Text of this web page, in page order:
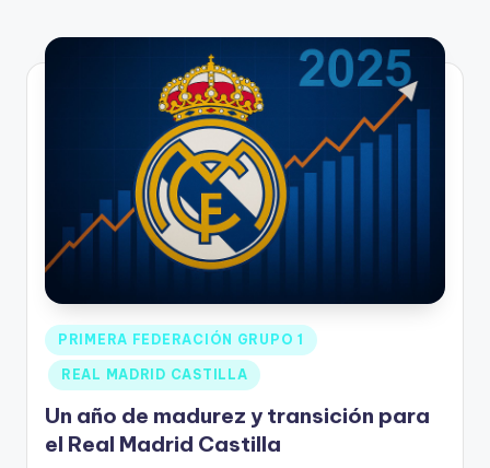
PRIMERA FEDERACIÓN GRUPO 1
REAL MADRID CASTILLA
Un año de madurez y transición para
el Real Madrid Castilla